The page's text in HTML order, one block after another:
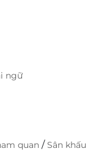
ngữ
quan /Sân khấu